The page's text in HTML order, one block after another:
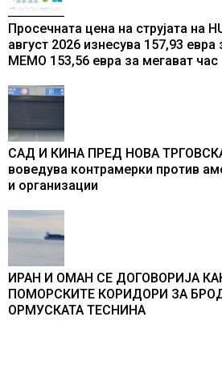
Просечната цена на струјата на
август 2026 изнесува 157,93 евра
МЕМО 153,56 евра за мегават час
САД И КИНА ПРЕД НОВА
воведува контрамерки против
и организации
ИРАН И ОМАН СЕ ДОГОВОРИЈА
ПОМОРСКИТЕ КОРИДОРИ ЗА
ОРМУСКАТА ТЕСНИНА